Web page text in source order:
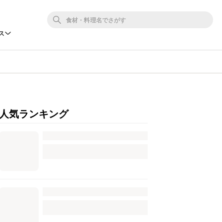
人気ランキング